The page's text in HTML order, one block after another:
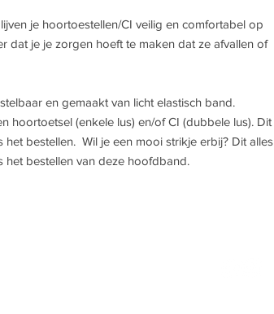
je hoortoestellen/CI veilig en comfortabel op
dat je je zorgen hoeft te maken dat ze afvallen of
en gemaakt van licht elastisch band.
hoortoetsel (enkele lus) en/of CI (dubbele lus). Dit
het bestellen. Wil je een mooi strikje erbij? Dit alles
het bestellen van deze hoofdband.